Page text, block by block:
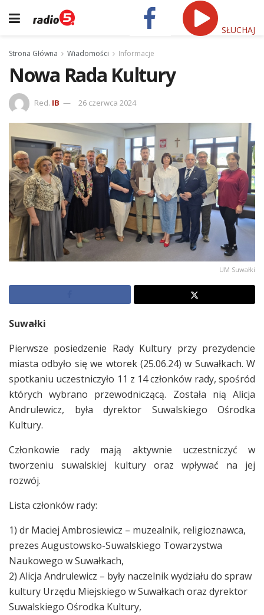
SŁUCHAJ
Strona Główna Wiadomości Informacje
Nowa Rada Kultury
Red. IB 26 czerwca 2024
UM Suwałki
Suwałki
Pierwsze posiedzenie Rady Kultury przy prezydencie
miasta odbyło się we wtorek (25.06.24) w Suwałkach. W
spotkaniu uczestniczyło 11 z 14 członków rady, spośród
których wybrano przewodniczącą. Została nią Alicja
Andrulewicz, była dyrektor Suwalskiego Ośrodka
Kultury.
Członkowie rady mają aktywnie uczestniczyć w
tworzeniu suwalskiej kultury oraz wpływać na jej
rozwój.
Lista członków rady:
1) dr Maciej Ambrosiewicz – muzealnik, religioznawca,
prezes Augustowsko-Suwalskiego Towarzystwa
Naukowego w Suwałkach,
2) Alicja Andrulewicz – były naczelnik wydziału do spraw
kultury Urzędu Miejskiego w Suwałkach oraz dyrektor
Suwalskiego Ośrodka Kultury,